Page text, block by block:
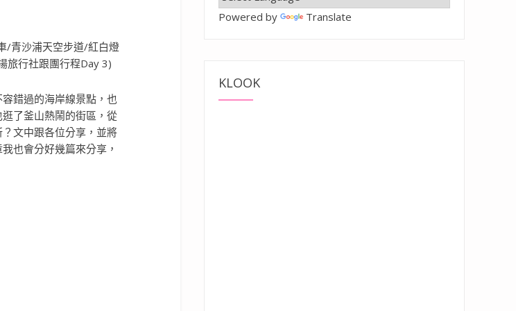
錯過的海岸線景點，也
了釜山熱鬧的街區，從
文中跟各位分享，並將
也會分好幾篇來分享，
Powered by Translate
KLOOK